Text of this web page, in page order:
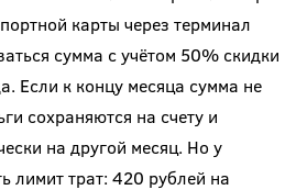
карты через терминал
сумма с учётом 50% скидки
Если к концу месяца сумма не
сохраняются на счету и
на другой месяц. Но у
лимит трат: 420 рублей на